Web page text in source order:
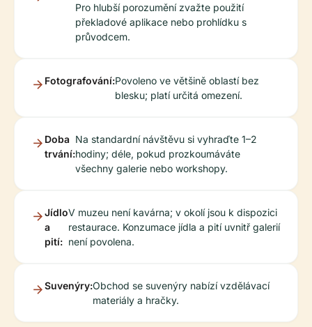
Pro hlubší porozumění zvažte použití
překladové aplikace nebo prohlídku s
průvodcem.
Fotografování:Povoleno ve většině oblastí bez
blesku; platí určitá omezení.
Doba
trvání:
Na standardní návštěvu si vyhraďte 1–2
hodiny; déle, pokud prozkoumáváte
všechny galerie nebo workshopy.
Jídlo
a
pití:
V muzeu není kavárna; v okolí jsou k dispozici
restaurace. Konzumace jídla a pití uvnitř galerií
není povolena.
Suvenýry:Obchod se suvenýry nabízí vzdělávací
materiály a hračky.